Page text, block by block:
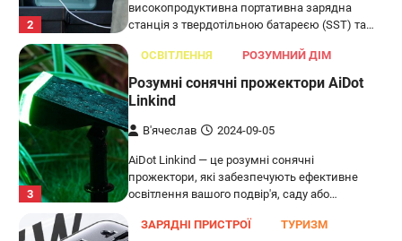
2
високопродуктивна портативна зарядна
станція з твердотільною батареєю (SST) та…
3
ОСВІТЛЕННЯ РОЗУМНИЙ ДІМ
Розумні сонячні прожектори AiDot
Linkind
В'ячеслав 2024-09-05
AiDot Linkind — це розумні сонячні
прожектори, які забезпечують ефективне
освітлення вашого подвір'я, саду або…
ЗАРЯДНІ ПРИСТРОЇ ТУРИЗМ